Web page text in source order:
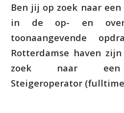
Ben jij op zoek naar
in de op- en
toonaangevende
Rotterdamse haven
zoek naar een
Steigeroperator